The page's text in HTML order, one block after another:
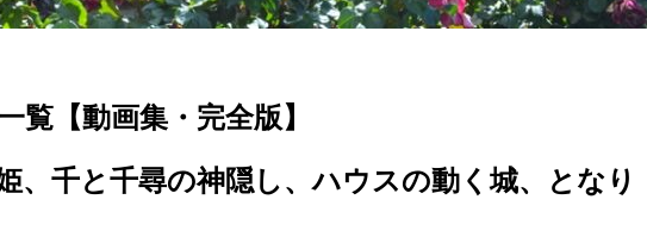
覧【動画集・完全版】
、千と千尋の神隠し、ハウスの動く城、となり